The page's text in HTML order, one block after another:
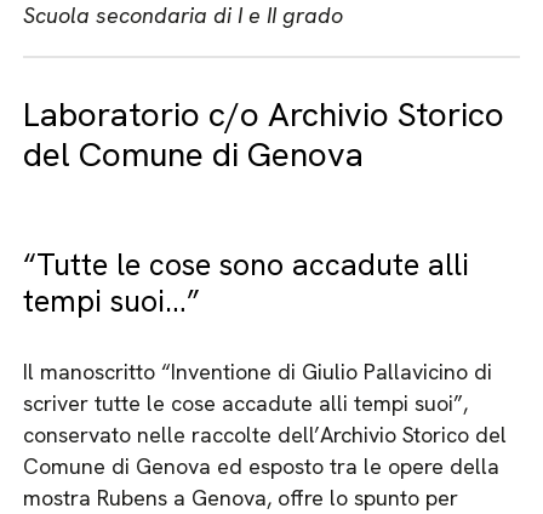
Scuola secondaria di I e II grado
Laboratorio c/o Archivio Storico
del Comune di Genova
“Tutte le cose sono accadute alli
tempi suoi…”
Il manoscritto “Inventione di Giulio Pallavicino di
scriver tutte le cose accadute alli tempi suoi”,
conservato nelle raccolte dell’Archivio Storico del
Comune di Genova ed esposto tra le opere della
mostra Rubens a Genova, offre lo spunto per